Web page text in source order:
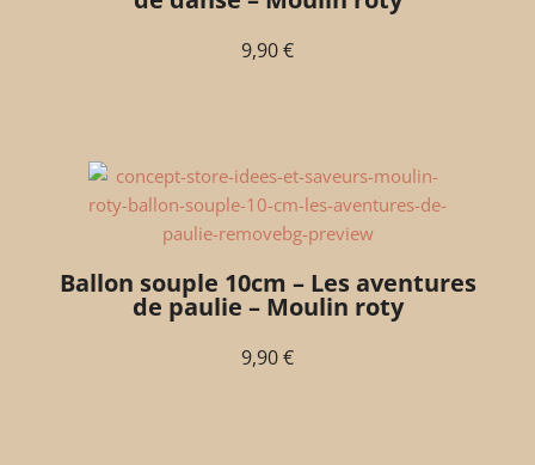
9,90€
Ballon souple 10cm – Les aventures
de paulie – Moulin roty
9,90€